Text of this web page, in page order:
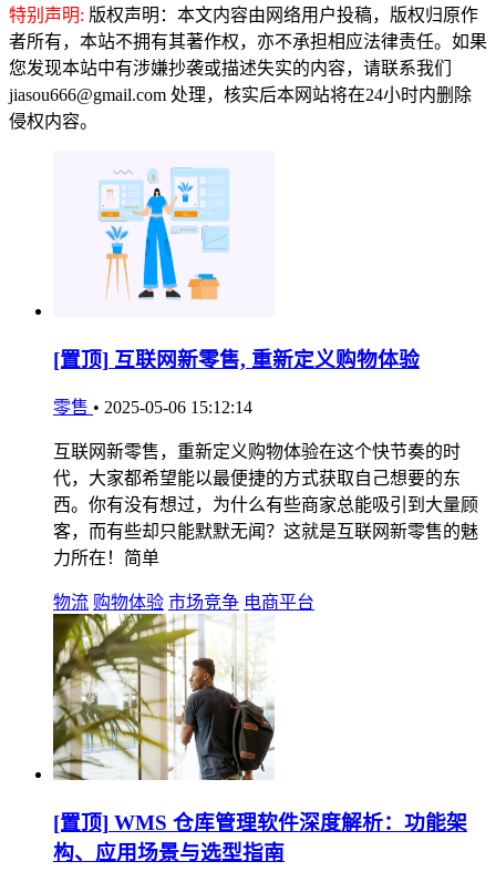
特别声明: 版权声明：本文内容由网络用户投稿，版权归原作
者所有，本站不拥有其著作权，亦不承担相应法律责任。如果
您发现本站中有涉嫌抄袭或描述失实的内容，请联系我们
jiasou666@gmail.com 处理，核实后本网站将在24小时内删除
侵权内容。
[置顶] 互联网新零售, 重新定义购物体验
零售 • 2025-05-06 15:12:14
互联网新零售，重新定义购物体验在这个快节奏的时
代，大家都希望能以最便捷的方式获取自己想要的东
西。你有没有想过，为什么有些商家总能吸引到大量顾
客，而有些却只能默默无闻？这就是互联网新零售的魅
力所在！简单
物流 购物体验 市场竞争 电商平台
[置顶] WMS 仓库管理软件深度解析：功能架
构、应用场景与选型指南